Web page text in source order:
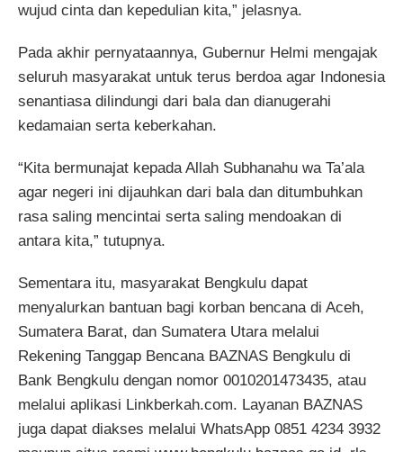
wujud cinta dan kepedulian kita,” jelasnya.
Pada akhir pernyataannya, Gubernur Helmi mengajak
seluruh masyarakat untuk terus berdoa agar Indonesia
senantiasa dilindungi dari bala dan dianugerahi
kedamaian serta keberkahan.
“Kita bermunajat kepada Allah Subhanahu wa Ta’ala
agar negeri ini dijauhkan dari bala dan ditumbuhkan
rasa saling mencintai serta saling mendoakan di
antara kita,” tutupnya.
Sementara itu, masyarakat Bengkulu dapat
menyalurkan bantuan bagi korban bencana di Aceh,
Sumatera Barat, dan Sumatera Utara melalui
Rekening Tanggap Bencana BAZNAS Bengkulu di
Bank Bengkulu dengan nomor 0010201473435, atau
melalui aplikasi Linkberkah.com. Layanan BAZNAS
juga dapat diakses melalui WhatsApp 0851 4234 3932